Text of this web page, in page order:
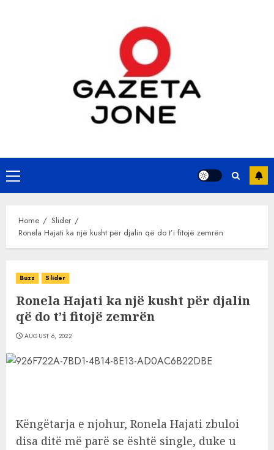
Primary
Menu
Home
Slider
Ronela Hajati ka një kusht për djalin që do t’i fitojë zemrën
Buzz Slider
Ronela Hajati ka një kusht për djalin
që do t’i fitojë zemrën
AUGUST 6, 2022
Këngëtarja e njohur, Ronela Hajati zbuloi
disa ditë më parë se është single, duke u